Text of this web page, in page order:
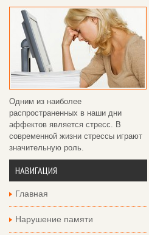
Одним из наиболее
распространенных в наши дни
аффектов является стресс. В
современной жизни стрессы играют
значительную роль.
НАВИГАЦИЯ
Главная
Нарушение памяти